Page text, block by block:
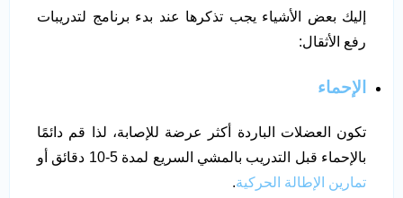
إليك بعض الأشياء يجب تذكرها عند بدء برنامج لتدريبات
رفع الأثقال:
الإحماء
تكون العضلات الباردة أكثر عرضة للإصابة، لذا قم دائمًا
بالإحماء قبل التدريب بالمشي السريع لمدة 5-10 دقائق أو
تمارين الإطالة الحركية.